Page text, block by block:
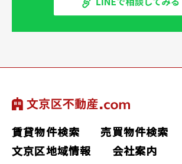
賃貸物件検索
売買物件検索
文京区地域情報
会社案内